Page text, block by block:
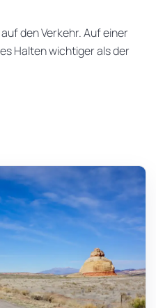
den Verkehr. Auf einer
Halten wichtiger als der